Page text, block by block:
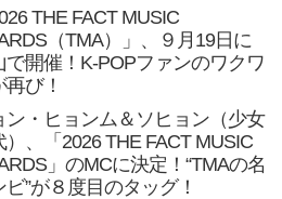
THE FACT MUSIC
（TMA）」、９月19日に
で開催！K-POPファンのワクワ
再び！
ン・ヒョンム＆ソヒョン（少女
）、「2026 THE FACT MUSIC
」のMCに決定！“TMAの名
ビ”が８度目のタッグ！